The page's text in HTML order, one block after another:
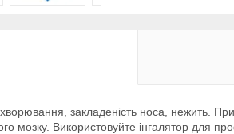
закладеність носа, нежить.
мозку. Використовуйте інгалятор для